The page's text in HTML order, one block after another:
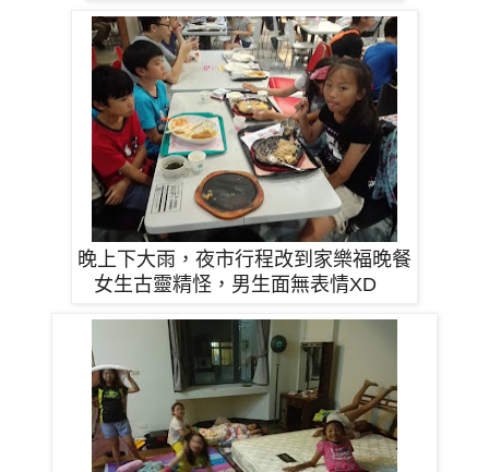
晚上下大雨，夜市行程改到家樂福晚餐
女生古靈精怪，男生面無表情XD